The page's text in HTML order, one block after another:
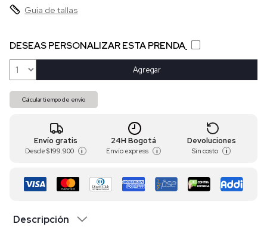
Guia de tallas
DESEAS PERSONALIZAR ESTA PRENDA
Agregar
Calcular tiempo de envío
Envío gratis
Desde $ 199.900 i
24H Bogotá
Envío express i
Devoluciones
Sin costo i
Descripción